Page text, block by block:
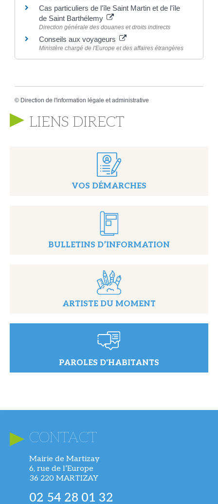
Cas particuliers de l'île Saint Martin et de l'île
de Saint Barthélemy
Direction générale des douanes et droits indirects
Conseils aux voyageurs
Ministère chargé de l'Europe et des affaires étrangères
© Direction de l'information légale et administrative
LIENS DIRECT
VOS DÉMARCHES
BULLETINS D’INFORMATION
ARTISTE DU MOMENT
PAROLES D'HABITANTS
CONTACT
Mairie de Martizay
6, rue de l’Europe
36 220 MARTIZAY
02 54 28 01 32